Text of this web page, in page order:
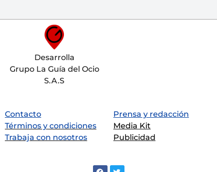
Desarrolla
Grupo La Guía del Ocio
S.A.S
Contacto
Términos y condiciones
Trabaja con nosotros
Prensa y redacción
Media Kit
Publicidad